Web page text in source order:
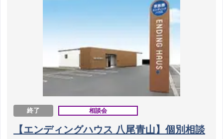
終了 相談会
【エンディングハウス 八尾青山】個別相談